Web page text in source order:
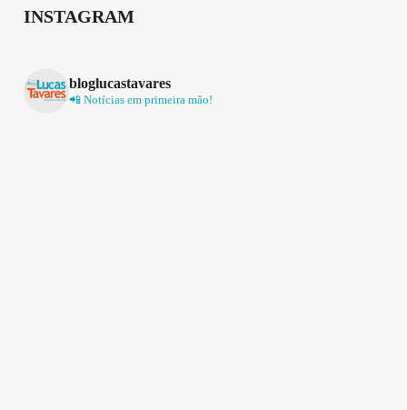
INSTAGRAM
bloglucastavares
📲 Notícias em primeira mão!